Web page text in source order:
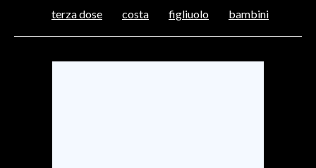
terza dose
costa figliuolo bambini